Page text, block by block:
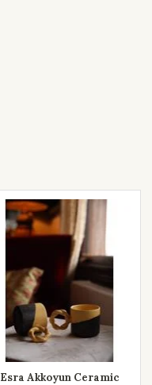
Esra Akkoyun Ceramic